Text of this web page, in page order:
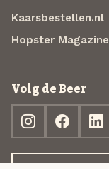
Kaarsbestellen.nl
Hopster Magazine
Volg de Beer